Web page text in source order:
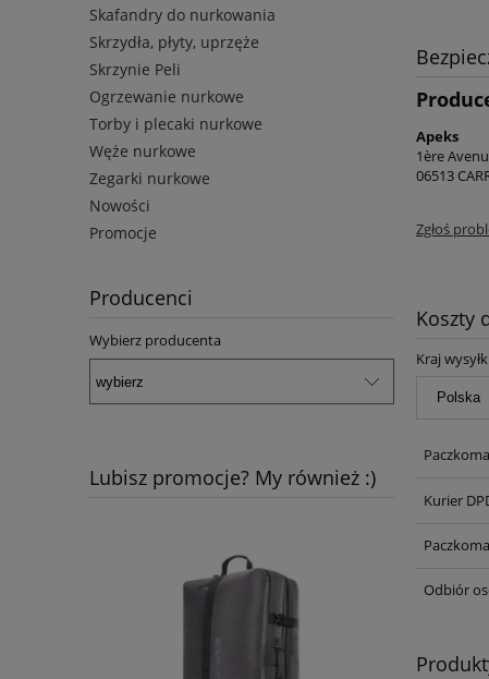
Skafandry do nurkowania
Skrzydła, płyty, uprzęże
Skrzynie Peli
Ogrzewanie nurkowe
Torby i plecaki nurkowe
Węże nurkowe
Zegarki nurkowe
Nowości
Promocje
Producenci
Wybierz producenta
Lubisz promocje? My również :)
Apeks
1ère
06513
Zgłoś
Koszty
Kraj
Kurier
Odbiór